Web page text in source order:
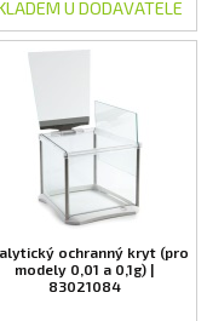
U DODAVATELE
ochranný kryt (pro
modely 0,01 a 0,1g) |
83021084